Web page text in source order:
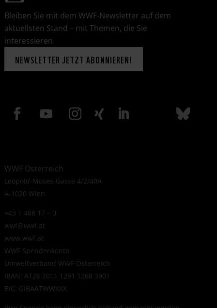
Bleiben Sie mit dem WWF-Newsletter auf dem
aktuellsten Stand – mit Themen, die Sie
interessieren.
NEWSLETTER JETZT ABONNIEREN!
WWF Österreich
Leopold-Moses-Gasse 4/2/40A
A-1020 Wien
+43 1 488 17 – 0
wwf@wwf.at
www.wwf.at
WWF Spendenkonto
Umweltverband WWF Österreich
IBAN: AT26 2011 1291 1268 3901
BIC: GIBAATWWXXX